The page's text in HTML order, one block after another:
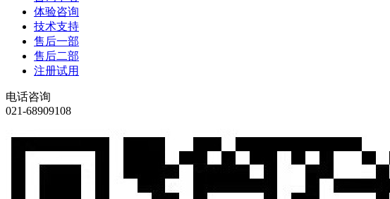
体验咨询
技术支持
售后一部
售后二部
注册试用
电话咨询
021-68909108